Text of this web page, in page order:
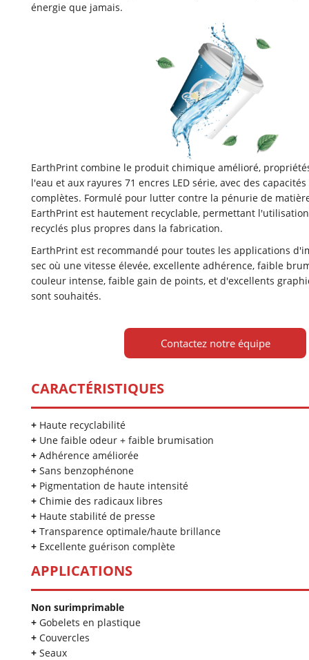
énergie que jamais.
EarthPrint combine le produit chimique amélioré,
l'eau et aux rayures 71 encres LED série, avec des
complètes. Formulé pour lutter contre la pénurie de
EarthPrint est hautement recyclable, permettant
recyclés plus propres dans la fabrication.
EarthPrint est recommandé pour toutes les applications
sec où une vitesse élevée, excellente adhérence, faible
couleur intense, faible gain de points, et d'excellents
sont souhaités.
Contactez notre équipe
CARACTÉRISTIQUES
+ Haute recyclabilité
+ Une faible odeur + faible brumisation
+ Adhérence améliorée
+ Sans benzophénone
+ Pigmentation de haute intensité
+ Chimie des radicaux libres
+ Haute stabilité de presse
+ Transparence optimale/haute brillance
+ Excellente guérison complète
APPLICATIONS
Non surimprimable
+ Gobelets en plastique
+ Couvercles
+ Seaux